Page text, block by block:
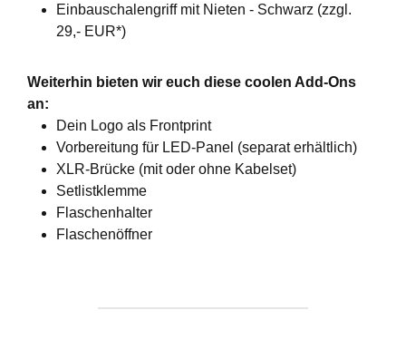
Einbauschalengriff mit Nieten - Schwarz (zzgl.
29,- EUR*)
Weiterhin bieten wir euch diese coolen Add-Ons
an:
Dein Logo als Frontprint
Vorbereitung für LED-Panel (separat erhältlich)
XLR-Brücke (mit oder ohne Kabelset)
Setlistklemme
Flaschenhalter
Flaschenöffner